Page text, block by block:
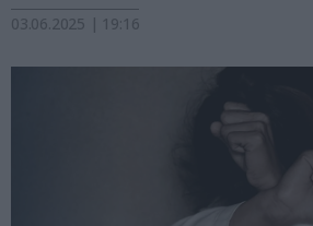
03.06.2025 | 19:16